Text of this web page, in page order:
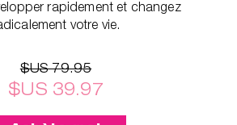
rapidement et changez
votre vie.
$US 79.95
$US 39.97